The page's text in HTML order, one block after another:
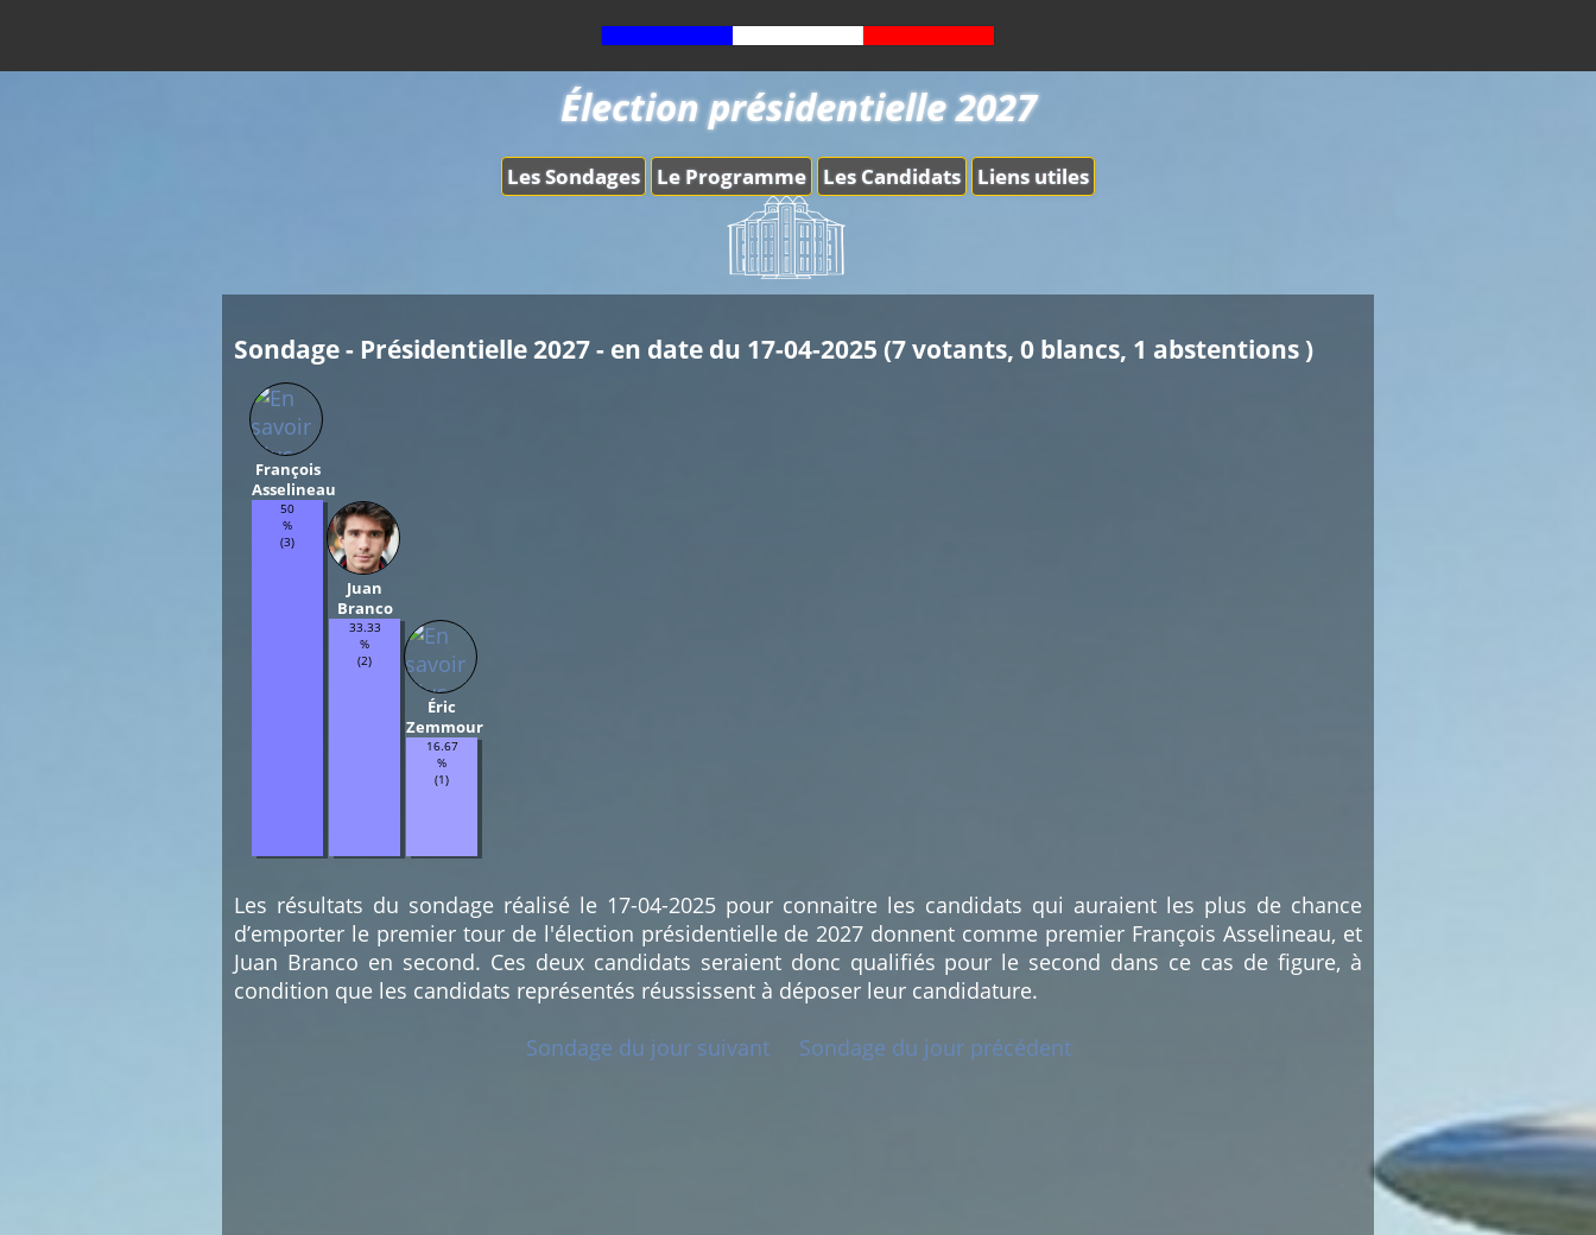
Les Sondages Le Programme Les Candidats Liens utiles
Élection présidentielle 2027
Sondage - Présidentielle 2027 - en date du 17-04-2025 (7 votants, 0 blancs, 1 abstentions )
François
Asselineau
50
%
(3)
Juan
Branco
33.33
%
(2)
Éric
Zemmour
16.67
%
(1)
Les résultats du sondage réalisé le 17-04-2025 pour connaitre les candidats qui auraient les plus de chance
d’emporter le premier tour de l'élection présidentielle de 2027 donnent comme premier François Asselineau, et
Juan Branco en second. Ces deux candidats seraient donc qualifiés pour le second dans ce cas de figure, à
condition que les candidats représentés réussissent à déposer leur candidature.
Sondage du jour suivant
Sondage du jour précédent